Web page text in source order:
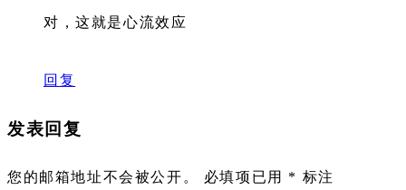
对，这就是心流效应
回复
发表回复
您的邮箱地址不会被公开。 必填项已用 * 标注